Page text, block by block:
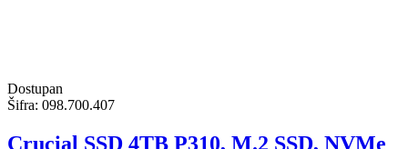
Dostupan
Šifra: 098.700.407
Crucial SSD 4TB P310, M.2 SSD, NVMe